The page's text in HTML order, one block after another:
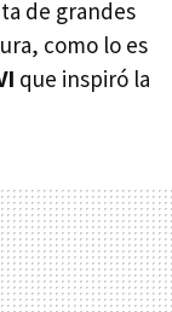
de grandes
como lo es
que inspiró la